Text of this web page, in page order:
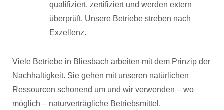
qualifiziert, zertifiziert und werden extern
überprüft. Unsere Betriebe streben nach
Exzellenz.
Viele Betriebe in Bliesbach arbeiten mit dem Prinzip der
Nachhaltigkeit. Sie gehen mit unseren natürlichen
Ressourcen schonend um und wir verwenden – wo
möglich – naturverträgliche Betriebsmittel.